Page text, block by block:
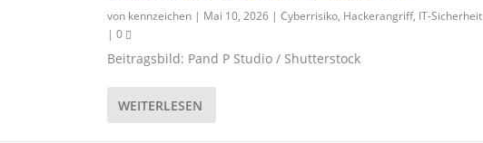
von kennzeichen| Mai 10, 2026| Cyberrisiko, Hackerangriff, IT-Sicherheit
| 0
Beitragsbild: Pand P Studio / Shutterstock
WEITERLESEN